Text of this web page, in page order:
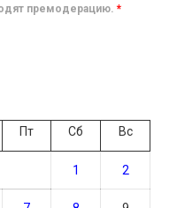
премодерацию. *
Пт Сб Вс
1 2